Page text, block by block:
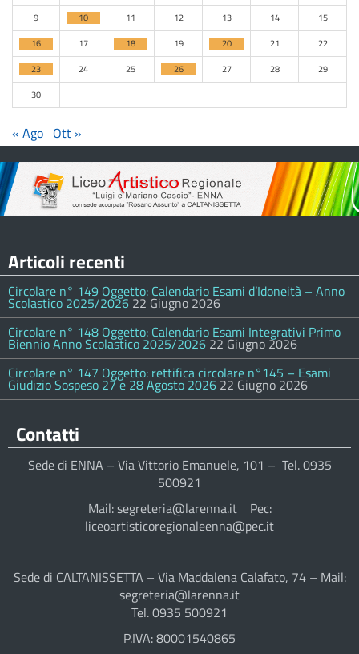
9
10 11 12 13 14
15
16
17 18 19 20 21
22
23
24 25 26 27 28
29
30
« Ago Ott »
Articoli recenti
Circolare n° 149 Oggetto: Calendario Esami d’Idoneità – Anno
Scolastico 2025/2026 22 Giugno 2026
Circolare n° 148 Oggetto: Calendario Esami Integrativi Primo
Biennio Anno Scolastico 2025/2026 22 Giugno 2026
Circolare n° 147 Oggetto: rettifica circolare n°145 – Esami
Giudizio Sospeso 27 e 28 Agosto 2026 22 Giugno 2026
Contatti
Sede di ENNA – Via Vittorio Emanuele, 101 – Tel. 0935
500921
Mail: segreteria@larenna.it Pec:
liceoartisticoregionaleenna@pec.it
Sede di CALTANISSETTA – Via Maddalena Calafato, 74 – Mail:
segreteria@larenna.it
Tel. 0935 500921
P.IVA: 80001540865